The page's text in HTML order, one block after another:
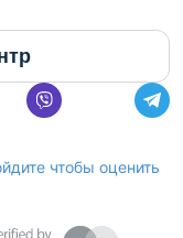
чтобы оценить